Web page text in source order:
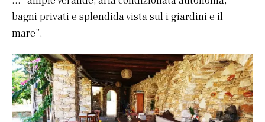
bagni privati ​​e splendida vista sul i giardini e il
mare”.